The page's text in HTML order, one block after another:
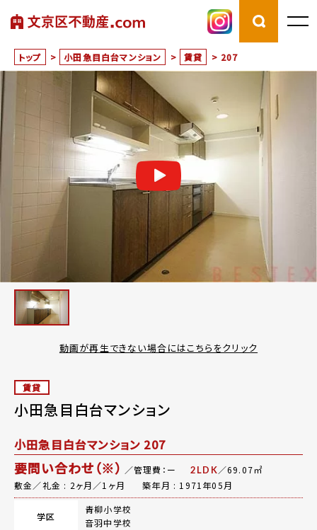
トップ > 小田急目白台マンション > 賃貸 > 207
動画が再生できない場合にはこちらをクリック
賃貸
小田急目白台マンション
小田急目白台マンション 207
要問い合わせ（※） ／管理費：ー 2LDK／69.07㎡
敷金／礼金 : 2ヶ月／1ヶ月
築年月 : 1971年05月
学区
青柳小学校
音羽中学校